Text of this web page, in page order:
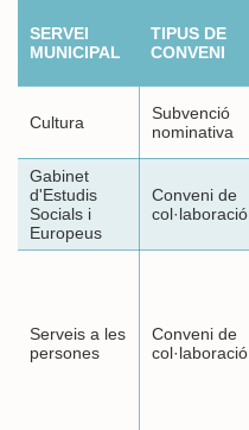
SERVEI
MUNICIPAL
TIPUS DE
CONVENI
Cultura
Subvenció
nominativa
Gabinet
d'Estudis
Socials i
Europeus
Conveni de
col·laboració
Serveis a les
persones
Conveni de
col·laboració